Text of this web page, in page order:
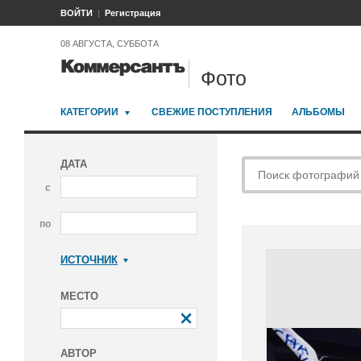
ВОЙТИ Регистрация
08 АВГУСТА, СУББОТА
Фото
КАТЕГОРИИ СВЕЖИЕ ПОСТУПЛЕНИЯ АЛЬБОМЫ
ДАТА
с
по
ИСТОЧНИК
МЕСТО
АВТОР